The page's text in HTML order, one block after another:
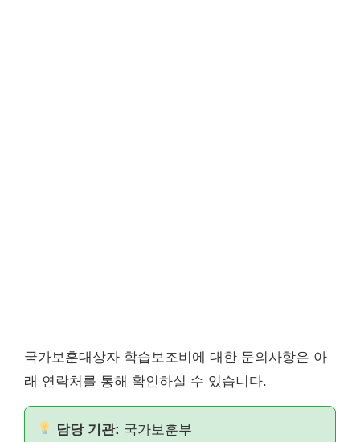
국가보훈대상자 학습보조비에 대한 문의사항은 아
래 연락처를 통해 확인하실 수 있습니다.
담당 기관: 국가보훈부